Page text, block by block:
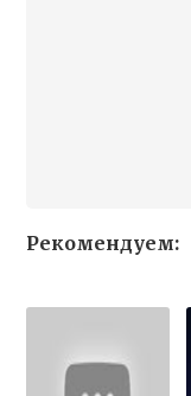
Рекомендуем: